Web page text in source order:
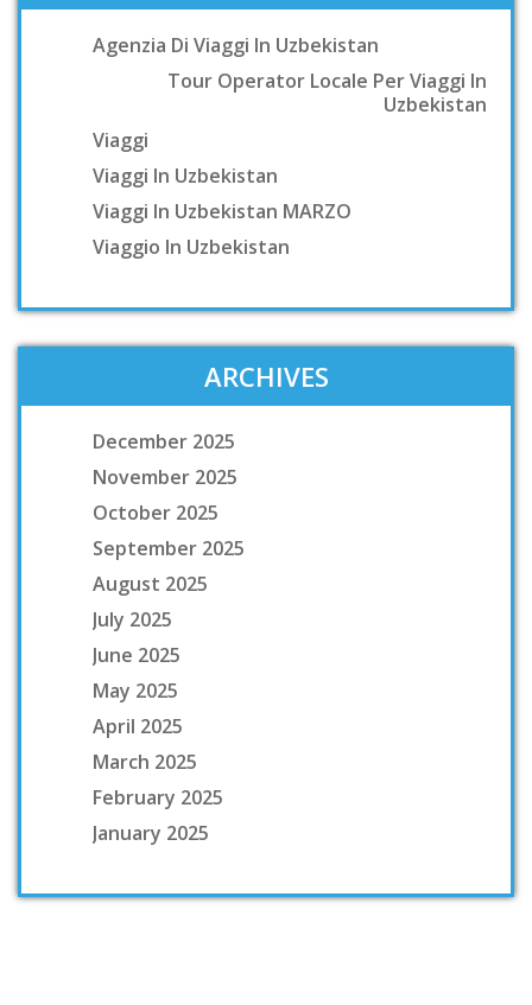
Agenzia Di Viaggi In Uzbekistan
Tour Operator Locale Per Viaggi In
Uzbekistan
Viaggi
Viaggi In Uzbekistan
Viaggi In Uzbekistan MARZO
Viaggio In Uzbekistan
ARCHIVES
December 2025
November 2025
October 2025
September 2025
August 2025
July 2025
June 2025
May 2025
April 2025
March 2025
February 2025
January 2025